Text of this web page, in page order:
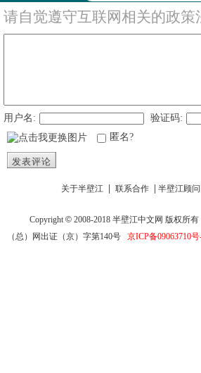
请自觉遵守互联网相关的政
用户名:
验证码:
匿名?
发表评论
关于半壁江 联系合作 半壁江顾问
Copyright © 2008-2018半壁江中文网 版权所有
（总）网出证（京）字第140号 京ICP备09063710